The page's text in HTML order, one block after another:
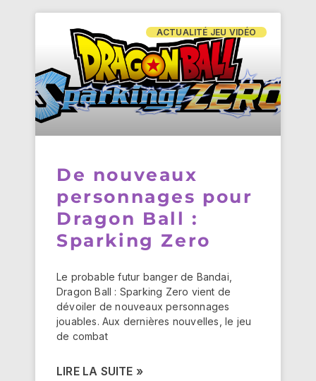
ACTUALITÉ JEU VIDÉO
De nouveaux
personnages pour
Dragon Ball :
Sparking Zero
Le probable futur banger de Bandai,
Dragon Ball : Sparking Zero vient de
dévoiler de nouveaux personnages
jouables. Aux dernières nouvelles, le jeu
de combat
LIRE LA SUITE »